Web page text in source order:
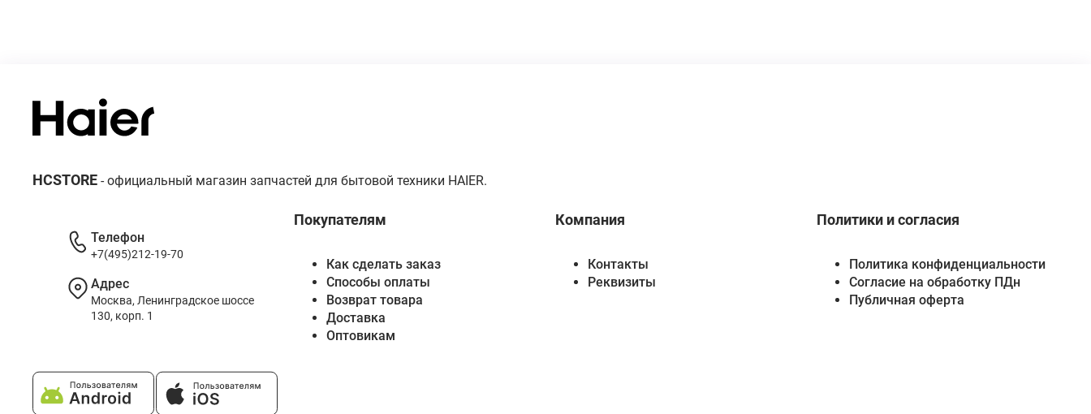
HCSTORE - официальный магазин запчастей для бытовой техники HAIER.
Покупателям
Как сделать заказ
Способы оплаты
Возврат товара
Доставка
Оптовикам
Компания
Контакты
Реквизиты
Политики и согласия
Политика конфиденциальности
Согласие на обработку ПДн
Публичная оферта
Телефон
+7(495)212-19-70
Адрес
Москва, Ленинградское шоссе
130, корп. 1